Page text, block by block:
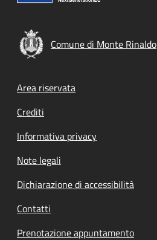
Comune di Monte Rinaldo
Footer menu
Area riservata
Crediti
Informativa privacy
Note legali
Dichiarazione di accessibilità
Contatti
Prenotazione appuntamento